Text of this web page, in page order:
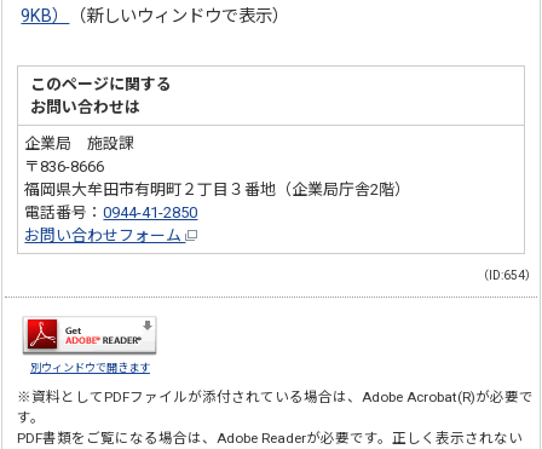
9KB）
（新しいウィンドウで表示）
このページに関する
お問い合わせは
企業局 施設課
〒836-8666
福岡県大牟田市有明町２丁目３番地（企業局庁舎2階）
電話番号：0944-41-2850
お問い合わせフォーム
（ID:654）
別ウィンドウで開きます
※資料としてPDFファイルが添付されている場合は、Adobe Acrobat(R)が必要で
す。
PDF書類をご覧になる場合は、Adobe Readerが必要です。正しく表示されない